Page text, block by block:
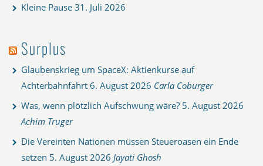
Kleine Pause 31. Juli 2026
Surplus
Glaubenskrieg um SpaceX: Aktienkurse auf
Achterbahnfahrt 6. August 2026 Carla Coburger
Was, wenn plötzlich Aufschwung wäre? 5. August 2026
Achim Truger
Die Vereinten Nationen müssen Steueroasen ein Ende
setzen 5. August 2026 Jayati Ghosh